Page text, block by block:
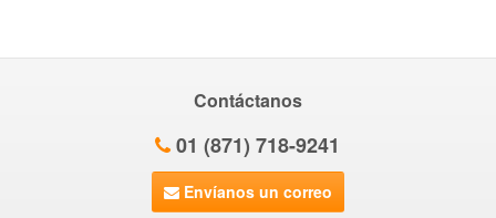
Contáctanos
01 (871) 718-9241
Envíanos un correo